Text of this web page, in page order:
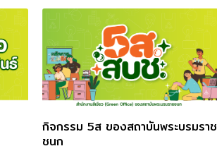
กิจกรรม 5ส ของสถาบันพระบรมราช
ชนก